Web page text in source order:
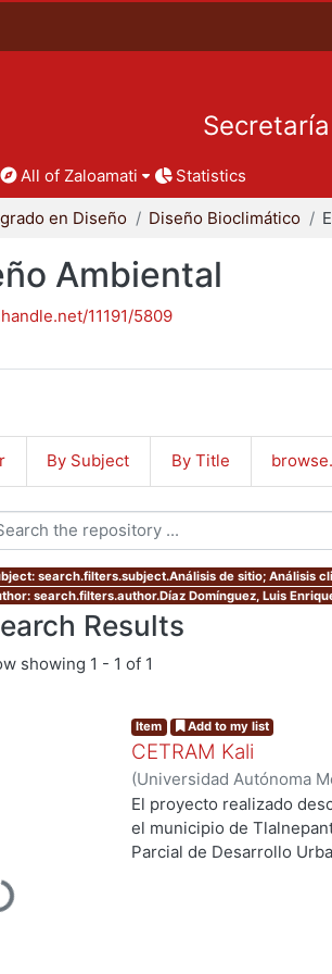
All of Zaloamati Statistics
en Diseño Diseño Bioclimático
Ambiental
11191/5809
By Subject By Title
search.filters.subject.Análisis de sitio; Análisis
search.filters.author.Díaz Domínguez, Luis
Results
showing 1 - 1 of 1
Item Add to my list
CETRAM Kali
(Universidad Autónoma
de Servicios de
Domínguez, Luis Enrique
El proyecto realizado
el municipio de
Parcial de Desarrollo